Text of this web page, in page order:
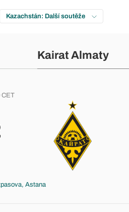
Kazachstán: Další soutěže
Kairat Almaty
CET
Astana